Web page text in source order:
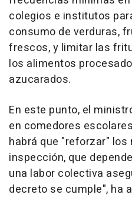
colegios e institutos
consumo de verduras,
frescos, y limitar las
los alimentos
azucarados.
En este punto, el
en comedores
habrá que "reforzar"
inspección, que
una labor colectiva
decreto se cumple", ha